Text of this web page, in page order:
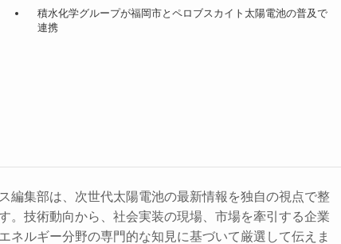
積水化学グループが福岡市とペロブスカイト太陽電池の普及で
連携
編集部は、次世代太陽電池の最新情報を独自の視点で整
。技術動向から、社会実装の現場、市場を牽引する企業
ネルギー分野の専門的な知見に基づいて厳選して伝えま